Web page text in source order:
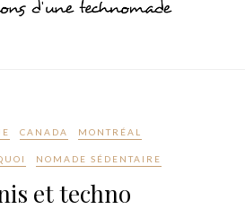
CANADA MONTRÉAL
NOMADE SÉDENTAIRE
et techno